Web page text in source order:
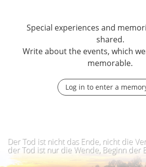
Special experiences and
shared.
Write about the events, which
memorable.
Log in to enter a
Der Tod ist nicht das Ende, nicht die
der Tod ist nur die Wende, Beginn der